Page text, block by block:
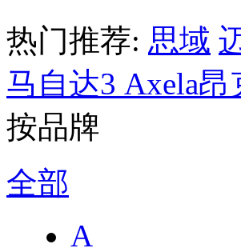
热门推荐: 思域
马自达3 Axela昂
按品牌
全部
A